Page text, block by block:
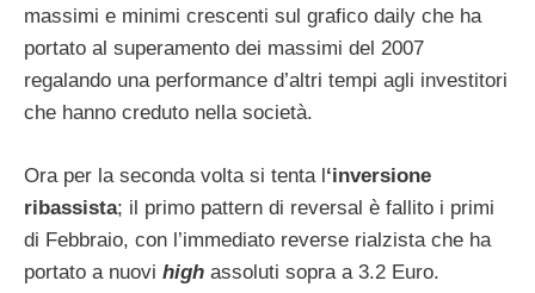
massimi e minimi crescenti sul grafico daily che ha
portato al superamento dei massimi del 2007
regalando una performance d’altri tempi agli investitori
che hanno creduto nella società.
Ora per la seconda volta si tenta l‘inversione
ribassista; il primo pattern di reversal è fallito i primi
di Febbraio, con l’immediato reverse rialzista che ha
portato a nuovi high assoluti sopra a 3.2 Euro.